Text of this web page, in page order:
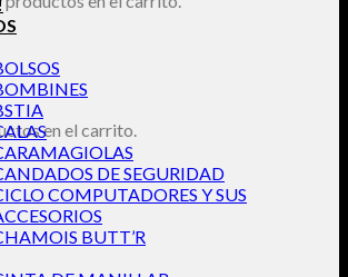
en el carrito.
DE SEGURIDAD
COMPUTADORES Y SUS
BUTT’R